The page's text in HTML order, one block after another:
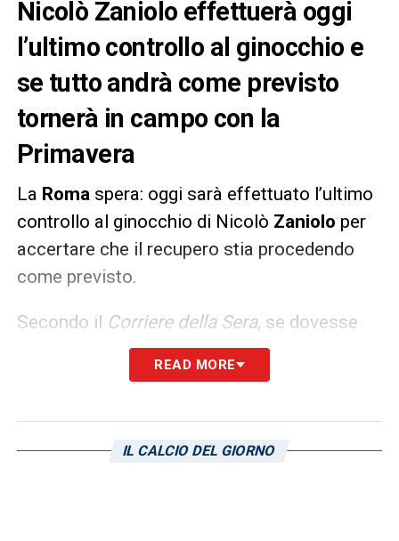
Nicolò Zaniolo effettuerà oggi
l’ultimo controllo al ginocchio e
se tutto andrà come previsto
tornerà in campo con la
Primavera
La Romaspera: oggi sarà effettuato l’ultimo
controllo al ginocchio di Nicolò Zaniolo per
accertare che il recupero stia procedendo
come previsto.
Secondo il Corriere della Sera, se dovesse
arrivare, come sembra, l’ok del professore,
tornerà in campo. Ma non con la
maggio, per sfidare il Cagliari. Nicolò, fuori
READ MORE
IL CALCIO DEL GIORNO